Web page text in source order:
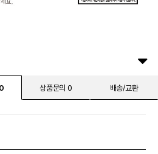
상품문의 0 배송/교환